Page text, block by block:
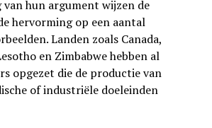
hun argument wijzen de
hervorming op een aantal
Landen zoals Canada,
en Zimbabwe hebben al
opgezet die de productie van
of industriële doeleinden